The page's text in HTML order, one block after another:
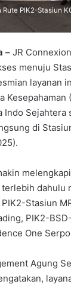
Rute PIK2-Stasiun
– JR
menuju
layanan
Kesepahaman
Indo Sejahtera
di
dahulu
Stasiun
PIK2-
One
Agung